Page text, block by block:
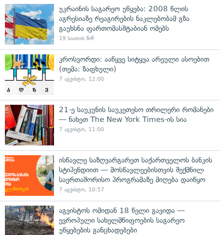
უკრაინის საგარეო უწყება: 2008 წლის
აგრესიაზე რეაგირების ნაკლებობამ გზა
გაუხსნა ფართომასშტაბიან ომებს
19 საათის წინ
კროსვორდი: ააწყვე სიტყვა არეული ასოებით
(თემა: ზაფხული)
7 აგვისტო, 12:00
21-ე საუკუნის საუკეთესო თრილერი რომანები
— ნახეთ The New York Times-ის სია
7 აგვისტო, 11:00
ისწავლე საზღვარგარეთ საქართველოს ბანკის
სტიპენდიით — მოსწავლეებისთვის შექმნილ
საერთაშორისო პროგრამაზე მიღება დაიწყო
7 აგვისტო, 10:57
აგვისტოს ომიდან 18 წელი გავიდა —
ევროპული სახელმწიფოების საგარეო
უწყებების განცხადებები